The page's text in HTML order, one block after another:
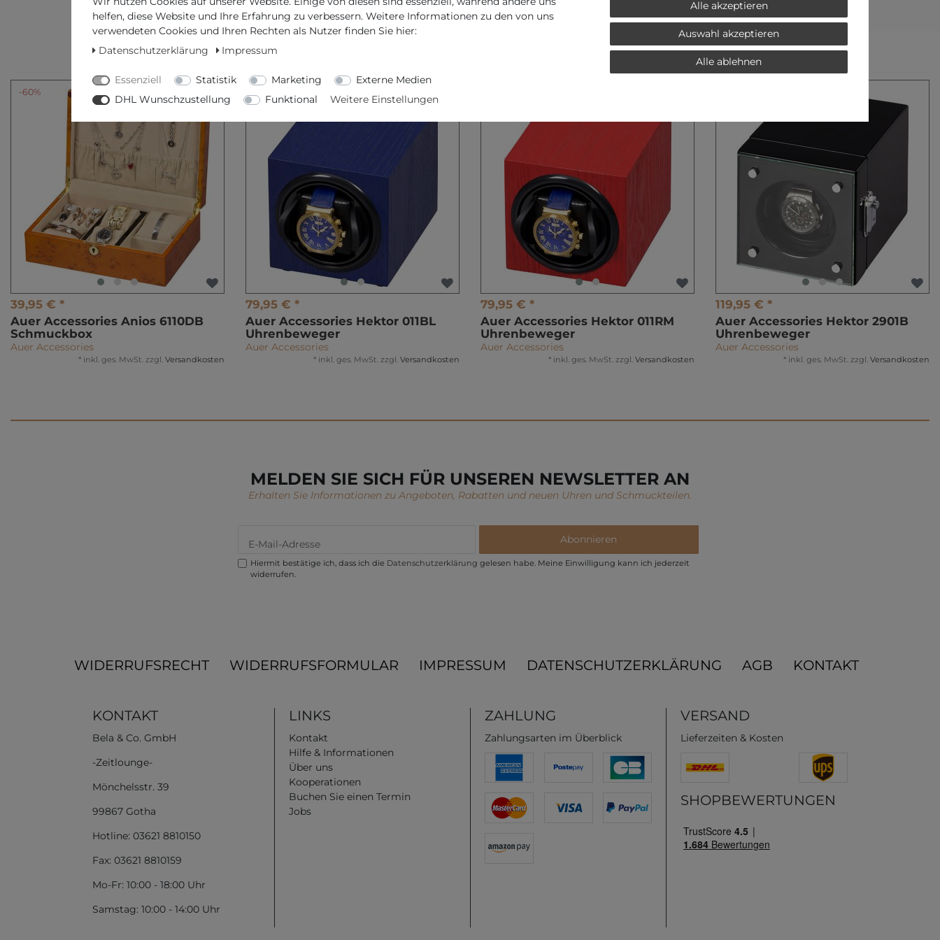
VERWANDTE PRODUKTE AUER ACCESSORIES
-60%
39,95 € *
Auer Accessories Anios 6110DB
Schmuckbox
Auer Accessories
* inkl. ges. MwSt. zzgl. Versandkosten
79,95 € *
Auer Accessories Hektor 011BL
Uhrenbeweger
Auer Accessories
* inkl. ges. MwSt. zzgl. Versandkosten
79,95 € *
Auer Accessories Hektor 011RM
Uhrenbeweger
Auer Accessories
* inkl. ges. MwSt. zzgl. Versandkosten
119,95 € *
Auer Accessories Hektor 2901B
Uhrenbeweger
Auer Accessories
* inkl. ges. MwSt. zzgl. Versandkosten
MELDEN SIE SICH FÜR UNSEREN NEWSLETTER AN
Erhalten Sie Informationen zu Angeboten, Rabatten und neuen Uhren und Schmuckteilen.
Abonnieren
Hiermit bestätige ich, dass ich die Daten­schutz­erklärung gelesen habe. Meine Einwilligung kann ich jederzeit
widerrufen.
WIDERRUFSRECHT WIDERRUFSFORMULAR IMPRESSUM DATENSCHUTZERKLÄRUNG AGB KONTAKT
KONTAKT
Bela & Co. GmbH
-Zeitlounge-
Mönchelsstr. 39
99867 Gotha
Hotline: 03621 8810150
Fax: 03621 8810159
Mo-Fr: 10:00 - 18:00 Uhr
Samstag: 10:00 - 14:00 Uhr
LINKS
Kontakt
Hilfe & Informationen
Über uns
Kooperationen
Buchen Sie einen Termin
Jobs
ZAHLUNG
Zahlungsarten im Überblick
VERSAND
Lieferzeiten & Kosten
SHOPBEWERTUNGEN
helfen, diese Website und Ihre Erfahrung zu verbessern. Weitere Informationen zu den von uns
verwendeten Cookies und Ihren Rechten als Nutzer finden Sie hier:
Datenschutzerklärung
Impressum
Essenziell Statistik Marketing
Externe Medien
DHL Wunschzustellung
Funktional Weitere Einstellungen
Alle akzeptieren
Auswahl akzeptieren
Alle ablehnen